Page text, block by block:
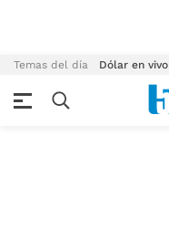
Temas del día Dólar en vivo